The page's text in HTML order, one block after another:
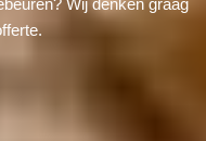
Wij denken graag